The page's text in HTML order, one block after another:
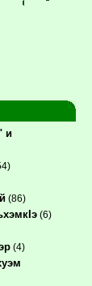
и
(86)
(6)
(4)